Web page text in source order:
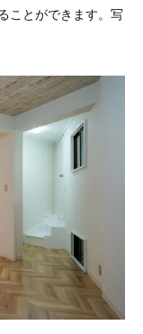
ことができます。写